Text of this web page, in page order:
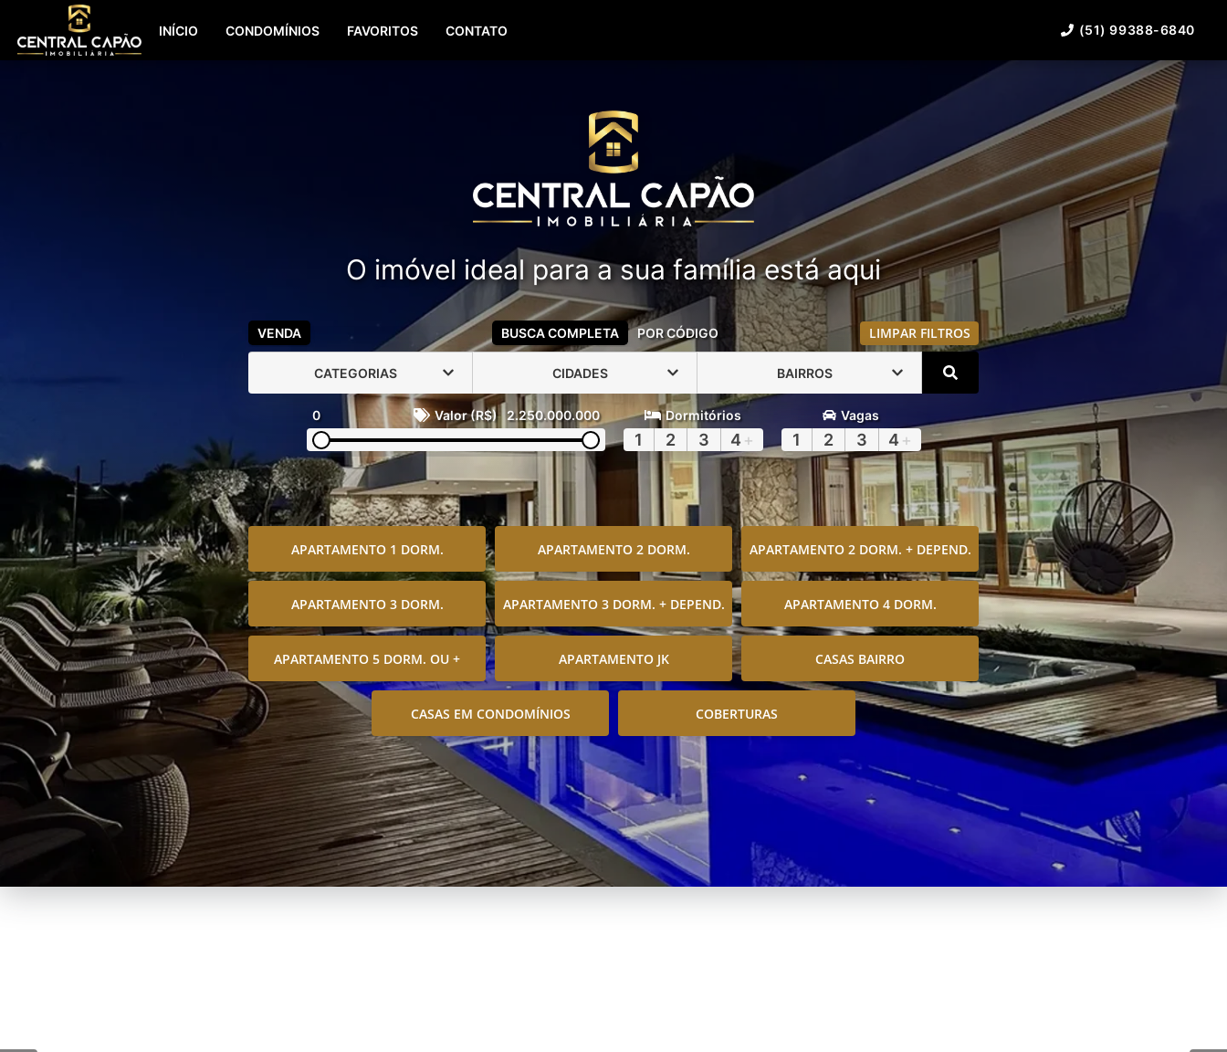
INÍCIO CONDOMÍNIOS FAVORITOS CONTATO (51) 99388-6840
O imóvel ideal para a sua família está aqui
VENDA BUSCA COMPLETA POR CÓDIGO LIMPAR FILTROS
CATEGORIAS CIDADES BAIRROS
0 Valor (R$) 2.250.000.000 Dormitórios
1 2 3 4 +
Vagas
1 2 3 4 +
APARTAMENTO 1 DORM. APARTAMENTO 2 DORM. APARTAMENTO 2 DORM. + DEPEND.
APARTAMENTO 3 DORM. APARTAMENTO 3 DORM. + DEPEND. APARTAMENTO 4 DORM.
APARTAMENTO 5 DORM. OU + APARTAMENTO JK CASAS BAIRRO
CASAS EM CONDOMÍNIOS COBERTURAS